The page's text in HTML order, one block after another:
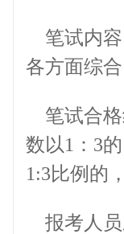
笔试内
各方面综
笔试合
数以1：3
1:3比例的
报考人